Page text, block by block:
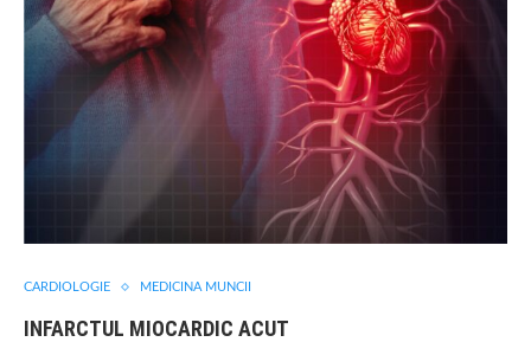
CARDIOLOGIE MEDICINA MUNCII
INFARCTUL MIOCARDIC ACUT